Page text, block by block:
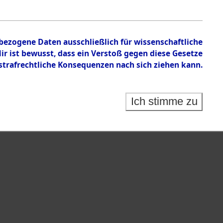
Daten ausschließlich für wissenschaftliche
bewusst, dass ein Verstoß gegen diese Gesetze
Konsequenzen nach sich ziehen kann.
Ich stimme zu